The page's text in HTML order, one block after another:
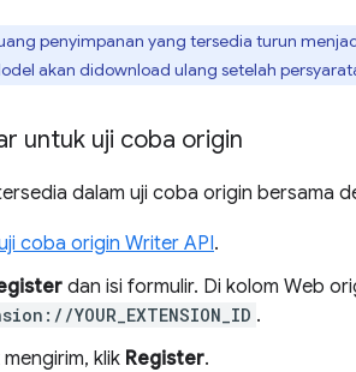
penyimpanan yang tersedia turun
akan didownload ulang setelah
untuk uji coba origin
dalam uji coba origin bersama
coba origin Writer API.
dan isi formulir. Di kolom Web
YOUR_EXTENSION_ID .
klik Register.